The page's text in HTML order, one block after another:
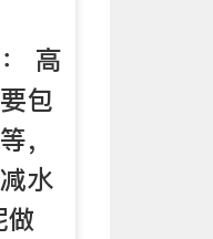
高
包
，
水
做